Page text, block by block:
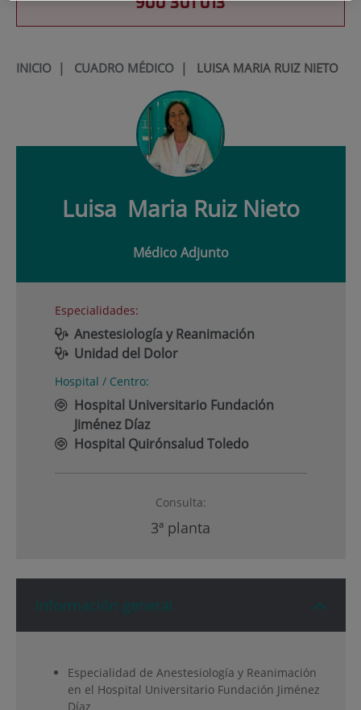
INICIO| CUADRO MÉDICO| LUISA MARIA RUIZ NIETO
Luisa Maria Ruiz Nieto
Médico Adjunto
Especialidades:
Anestesiología y Reanimación
Unidad del Dolor
Hospital / Centro:
Hospital Universitario Fundación
Jiménez Díaz
Hospital Quirónsalud Toledo
Consulta:
3ª planta
Información general
Especialidad de Anestesiología y Reanimación
en el Hospital Universitario Fundación Jiménez
Díaz